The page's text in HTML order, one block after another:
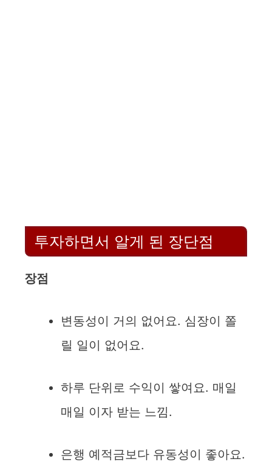
투자하면서 알게 된 장단점
장점
변동성이 거의 없어요. 심장이 쫄
릴 일이 없어요.
하루 단위로 수익이 쌓여요. 매일
매일 이자 받는 느낌.
은행 예적금보다 유동성이 좋아요.